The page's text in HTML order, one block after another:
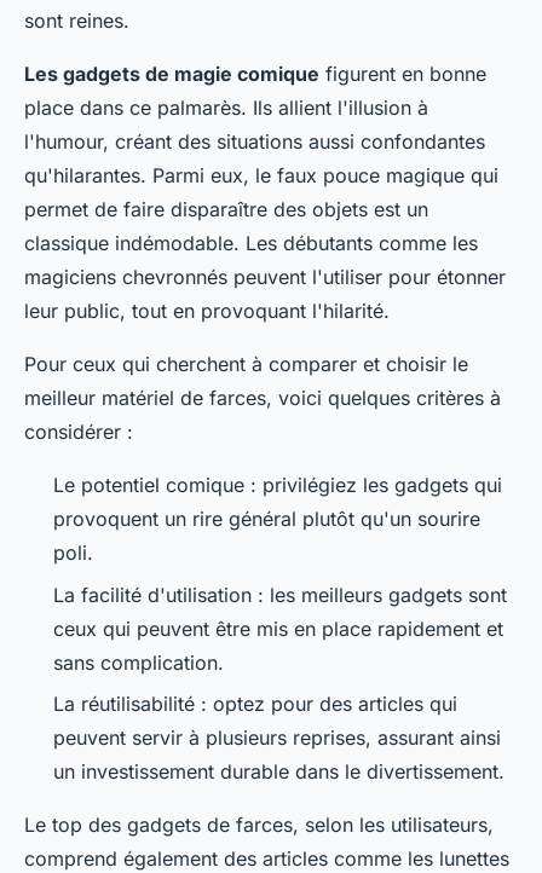
sont reines.
Les gadgets de magie comique figurent en bonne
place dans ce palmarès. Ils allient l'illusion à
l'humour, créant des situations aussi confondantes
qu'hilarantes. Parmi eux, le faux pouce magique qui
permet de faire disparaître des objets est un
classique indémodable. Les débutants comme les
magiciens chevronnés peuvent l'utiliser pour étonner
leur public, tout en provoquant l'hilarité.
Pour ceux qui cherchent à comparer et choisir le
meilleur matériel de farces, voici quelques critères à
considérer :
Le potentiel comique : privilégiez les gadgets qui
provoquent un rire général plutôt qu'un sourire
poli.
La facilité d'utilisation : les meilleurs gadgets sont
ceux qui peuvent être mis en place rapidement et
sans complication.
La réutilisabilité : optez pour des articles qui
peuvent servir à plusieurs reprises, assurant ainsi
un investissement durable dans le divertissement.
Le top des gadgets de farces, selon les utilisateurs,
comprend également des articles comme les lunettes